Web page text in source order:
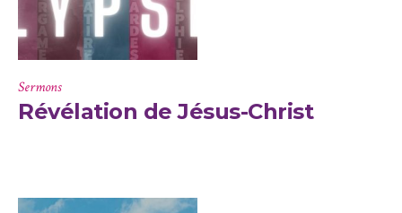
Sermons
Révélation de Jésus-Christ